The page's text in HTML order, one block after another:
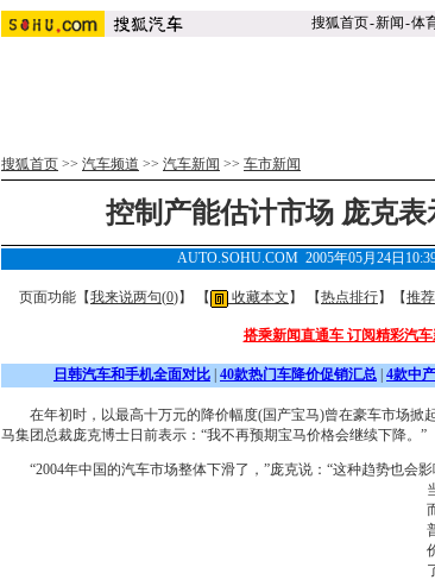
搜狐首页-新闻-体
搜狐首页 >> 汽车频道 >> 汽车新闻 >> 车市新闻
控制产能估计市场 庞克
AUTO.SOHU.COM 2005年05月24日
页面功能【我来说两句(0)】 【 收藏本文 】 【热点排行】【推荐
搭乘新闻直通车 订阅精彩汽车
日韩汽车和手机全面对比 40款热门车降价促销汇总 4款中
在年初时，以最高十万元的降价幅度(国产宝马)曾在豪车市场掀
马集团总裁庞克博士日前表示：“我不再预期宝马价格会继续下降。”
“2004年中国的汽车市场整体下滑了，”庞克说：“这种趋势也会影